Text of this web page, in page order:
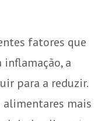
fatores que
a
para a reduzir.
alimentares mais